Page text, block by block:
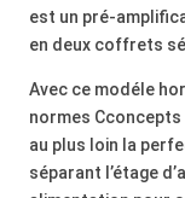
est un pré-
en deux coffrets
Avec ce modéle
normes
au plus loin la
séparant l’étage